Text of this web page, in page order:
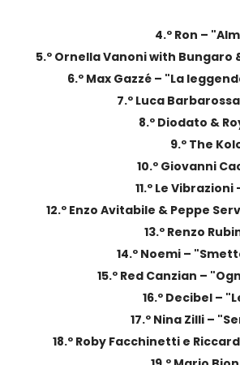
4.º Ron –
5.º Ornella Vanoni with
6.º Max Gazzé – "La
7.º Luca
8.º Diodato &
9.º The
10.º Giovanni
11.º Le
12.º Enzo Avitabile & Peppe
13.º Renzo
14.º Noemi –
15.º Red Canzian –
16.º Decibel –
17.º Nina Zilli –
18.º Roby Facchinetti e